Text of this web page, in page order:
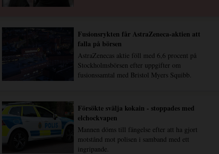
Fusionsrykten får AstraZeneca-aktien att
falla på börsen
AstraZenecas aktie föll med 6,6 procent på
Stockholmsbörsen efter uppgifter om
fusionssamtal med Bristol Myers Squibb.
Försökte svälja kokain - stoppades med
elchockvapen
Mannen döms till fängelse efter att ha gjort
motstånd mot polisen i samband med ett
ingripande.